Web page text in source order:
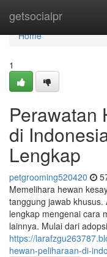
getsocialpr
Home
Home
1
Perawatan
di
Lengkap
petgrooming520420
Memelihara hewan
tanggung jawab
lengkap mengenai cara
lainnya. Mulai dari
https://
hewan-peliharaan-di-